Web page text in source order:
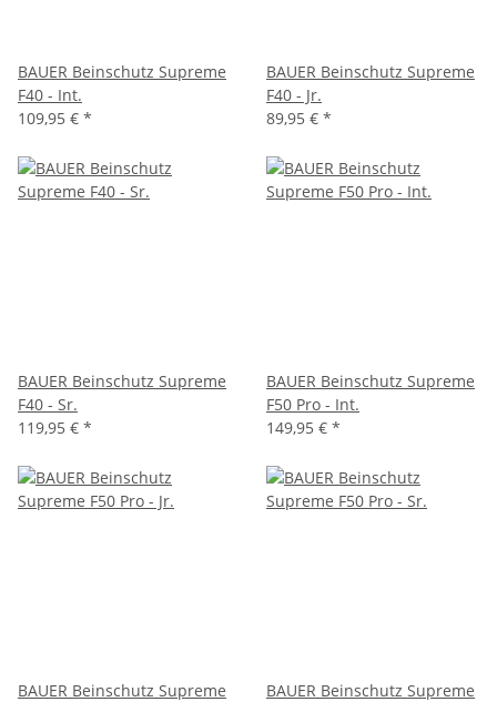
BAUER Beinschutz Supreme
F40 - Int.
109,95 € *
BAUER Beinschutz Supreme
F40 - Jr.
89,95 € *
BAUER Beinschutz Supreme
F40 - Sr.
119,95 € *
BAUER Beinschutz Supreme
F50 Pro - Int.
149,95 € *
BAUER Beinschutz Supreme
BAUER Beinschutz Supreme